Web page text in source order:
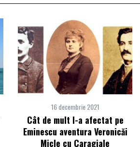
16 decembrie 2021
Cât de mult l-a afectat pe
Eminescu aventura Veronicăi
Micle cu Caragiale